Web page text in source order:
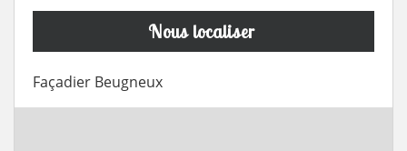
Nous localiser
Façadier Beugneux